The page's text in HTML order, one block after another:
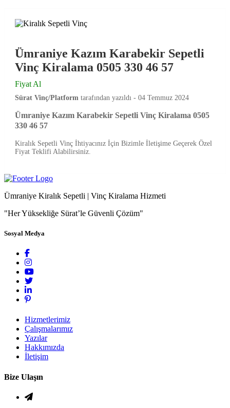
Ümraniye Kazım Karabekir Sepetli
Vinç Kiralama 0505 330 46 57
Fiyat Al
Sürat Vinç/Platform tarafından yazıldı - 04 Temmuz 2024
Ümraniye Kazım Karabekir Sepetli Vinç Kiralama 0505
330 46 57
Kiralık Sepetli Vinç İhtiyacınız İçin Bizimle İletişime Geçerek Özel
Fiyat Teklifi Alabilirsiniz.
Ümraniye Kiralık Sepetli | Vinç Kiralama Hizmeti
"Her Yüksekliğe Sürat’le Güvenli Çözüm"
Sosyal Medya
Hizmetlerimiz
Çalışmalarımız
Yazılar
Hakkımızda
İletişim
Bize Ulaşın